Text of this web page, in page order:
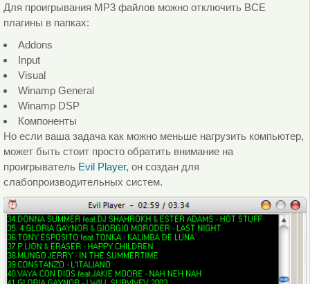
Для проигрывания MP3 файлов можно отключить ВСЕ
плагины в папках:
Addons
Input
Visual
Winamp General
Winamp DSP
Компоненты
Но если ваша задача как можно меньше нагрузить компьютер,
может быть стоит просто обратить внимание на
проигрыватель Evil Player, он создан для
слабопроизводительных систем.